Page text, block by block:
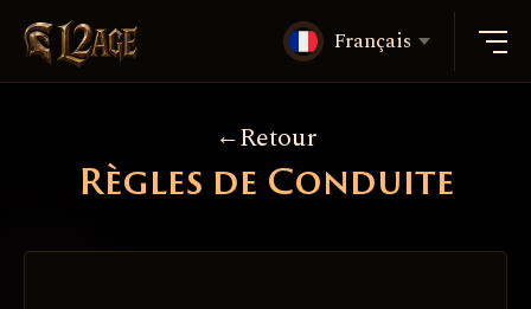
Français
Retour
Règles de Conduite